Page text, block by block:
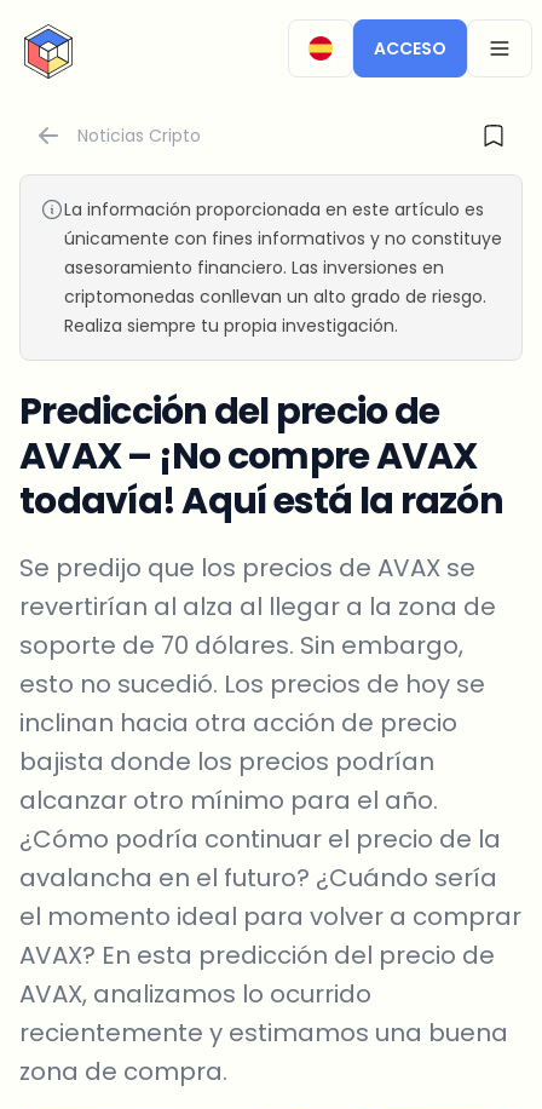
CryptoTicker
ACCESO
Noticias Cripto
La información proporcionada en este artículo es
únicamente con fines informativos y no constituye
asesoramiento financiero. Las inversiones en
criptomonedas conllevan un alto grado de riesgo.
Realiza siempre tu propia investigación.
Predicción del precio de
AVAX – ¡No compre AVAX
todavía! Aquí está la razón
Se predijo que los precios de AVAX se
revertirían al alza al llegar a la zona de
soporte de 70 dólares. Sin embargo,
esto no sucedió. Los precios de hoy se
inclinan hacia otra acción de precio
bajista donde los precios podrían
alcanzar otro mínimo para el año.
¿Cómo podría continuar el precio de la
avalancha en el futuro? ¿Cuándo sería
el momento ideal para volver a comprar
AVAX? En esta predicción del precio de
AVAX, analizamos lo ocurrido
recientemente y estimamos una buena
zona de compra.